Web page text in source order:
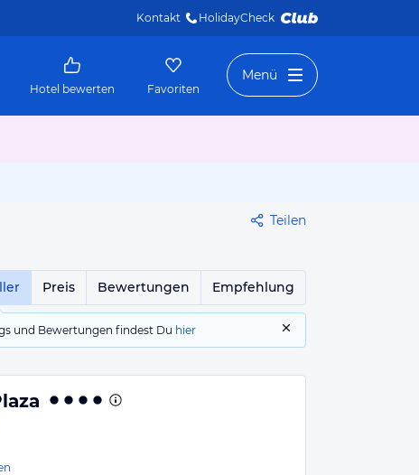
Kontakt HolidayCheck
Hotel bewerten Favoriten
Menü
Teilen
Preis Bewertungen Empfehlung
und Bewertungen findest Du hier